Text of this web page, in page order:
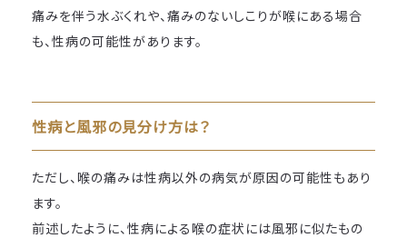
痛みを伴う水ぶくれや、痛みのないしこりが喉にある場合
も、性病の可能性があります。
性病と風邪の見分け方は？
ただし、喉の痛みは性病以外の病気が原因の可能性もあり
ます。
前述したように、性病による喉の症状には風邪に似たもの